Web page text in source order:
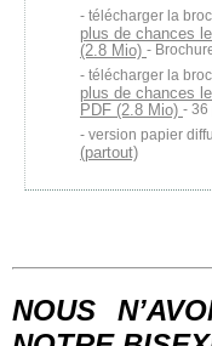
télécharger la
plus de chances
(2.8 Mio) -
télécharger la
plus de chances
PDF (2.8 Mio) - 36
version papier
(partout)
NOUS